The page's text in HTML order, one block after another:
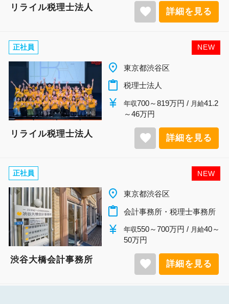
リライル税理士法人 favorite 詳細を見る
NEW
正社員
place 東京都渋谷区
content_paste 税理士法人
currency_yen 年収700～819万円 / 月給41.2
～46万円
リライル税理士法人 favorite 詳細を見る
NEW
正社員
place 東京都渋谷区
content_paste 会計事務所・税理士事務所
currency_yen 年収550～700万円 / 月給40～
50万円
渋谷大橋会計事務所 favorite 詳細を見る